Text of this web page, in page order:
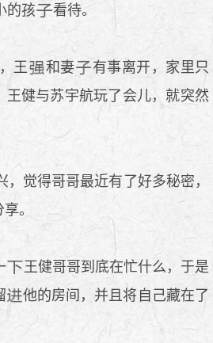
的孩 看待。
王 和妻
有事离开，家里只
王健与苏宇航玩了会儿，就突然
，觉得哥哥最近有了好多秘密，
。
王健哥哥到底在忙什么，于是
他的房间，并且将自己藏在了